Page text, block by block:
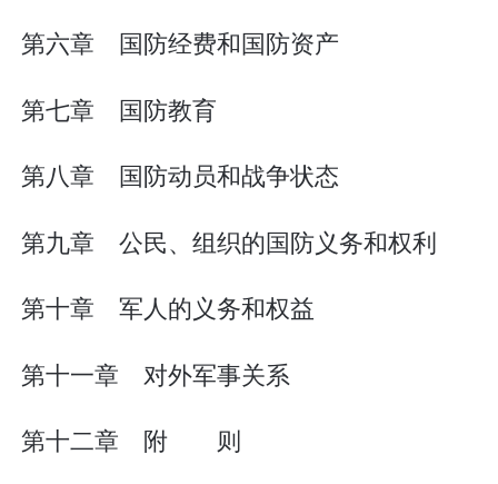
第六章 国防经费和国防资产
第七章 国防教育
第八章 国防动员和战争状态
第九章 公民、组织的国防义务和权利
第十章 军人的义务和权益
第十一章 对外军事关系
第十二章 附 则